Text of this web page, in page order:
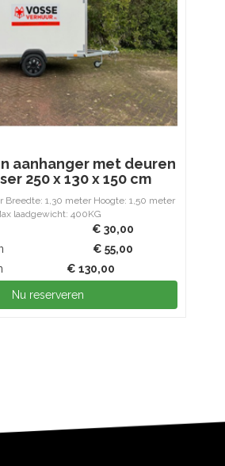
aanhanger met deuren
250 x 130 x 150 cm
Breedte: 1,30 meter Hoogte: 1,50 meter
laadgewicht: 400KG
€ 30,00
€ 55,00
€ 130,00
Nu reserveren